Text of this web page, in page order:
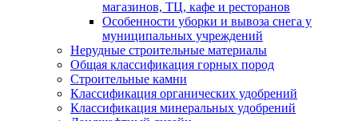
магазинов, ТЦ, кафе и ресторанов
Особенности уборки и вывоза снега у
муниципальных учреждений
Нерудные строительные материалы
Общая классификация горных пород
Строительные камни
Классификация органических удобрений
Классификация минеральных удобрений